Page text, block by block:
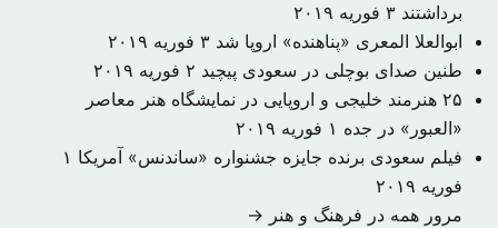
برداشتند ۳ فوریه ۲۰۱۹
ابوالعلا المعری «پناهنده» اروپا شد ۳ فوریه ۲۰۱۹
طنین صدای بوچلی در سعودی پیچید ۲ فوریه ۲۰۱۹
۲۵ هنرمند خلیجی و اروپایی در نمایشگاه هنر معاصر
«العبور» در جده ۱ فوریه ۲۰۱۹
فیلم سعودی برنده جایزه جشنواره «ساندنس» آمریکا ۱
فوریه ۲۰۱۹
مرور همه در فرهنگ و هنر →